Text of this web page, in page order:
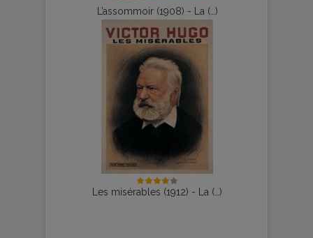
L’assommoir (1908) - La (…)
Les misérables (1912) - La (…)